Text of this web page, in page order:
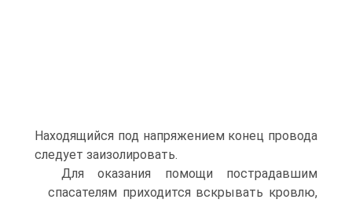
Находящийся под напряжением конец провода
следует заизолировать.
Для оказания помощи пострадавшим
спасателям приходится вскрывать кровлю,